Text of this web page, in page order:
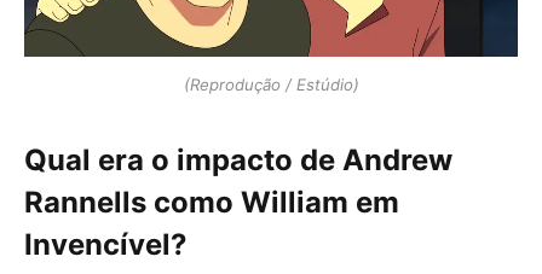
(Reprodução / Estúdio)
Qual era o impacto de Andrew
Rannells como William em
Invencível?